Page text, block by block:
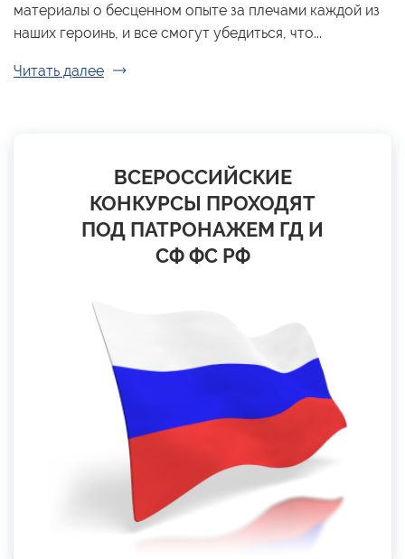
материалы о бесценном опыте за плечами каждой из
наших героинь, и все смогут убедиться, что...
Читать далее
ВСЕРОССИЙСКИЕ
КОНКУРСЫ ПРОХОДЯТ
ПОД ПАТРОНАЖЕМ ГД И
СФ ФС РФ